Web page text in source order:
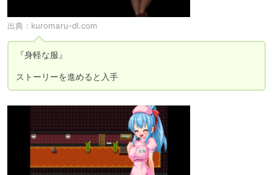
出典： kuromaru-dl.com
『身軽な服』
ストーリーを進めると入手